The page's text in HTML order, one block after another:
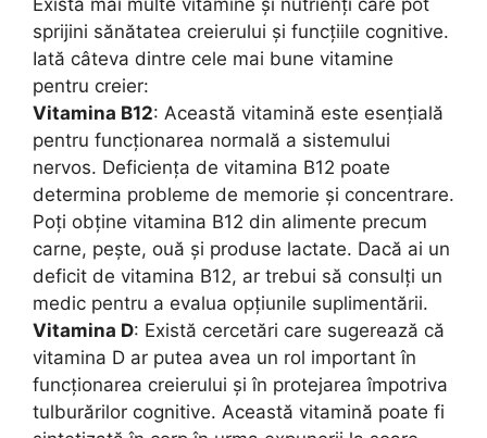
Există mai multe vitamine și nutrienți care pot
sprijini sănătatea creierului și funcțiile cognitive.
Iată câteva dintre cele mai bune vitamine
pentru creier:
Vitamina B12: Această vitamină este esențială
pentru funcționarea normală a sistemului
nervos. Deficiența de vitamina B12 poate
determina probleme de memorie și concentrare.
Poți obține vitamina B12 din alimente precum
carne, pește, ouă și produse lactate. Dacă ai un
deficit de vitamina B12, ar trebui să consulți un
medic pentru a evalua opțiunile suplimentării.
Vitamina D: Există cercetări care sugerează că
vitamina D ar putea avea un rol important în
funcționarea creierului și în protejarea împotriva
tulburărilor cognitive. Această vitamină poate fi